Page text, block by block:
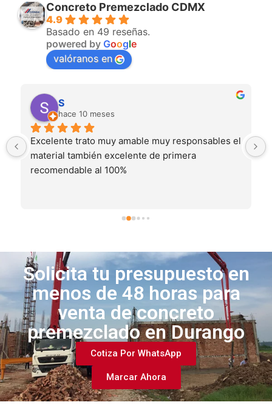
Concreto Premezclado CDMX
4.9
Basado en 49 reseñas.
powered by Google
valóranos en
S
hace 10 meses
Excelente trato muy amable muy responsables el
material también excelente de primera
recomendable al 100%
Solicita tu presupuesto en
menos de 48 horas para
venta de concreto
premezclado en Durango
Cotiza Por WhatsApp
Marcar Ahora